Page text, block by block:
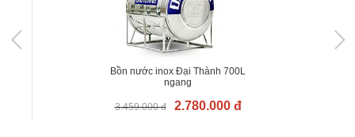
Bồn nước inox Đại Thành 700L
ngang
3.459.000 đ 2.780.000 đ